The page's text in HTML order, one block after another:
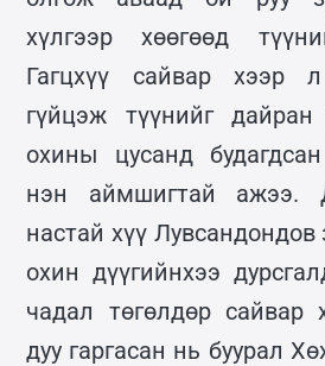
хүлгээр хөөгөөд
Гагцхүү сайвар хээр
гүйцэж түүнийг
охины цусанд
нэн аймшигтай ажээ.
настай хүү Лувсандондов
охин дүүгийнхээ
чадал төгөлдөр сайвар
дуу гаргасан нь буурал